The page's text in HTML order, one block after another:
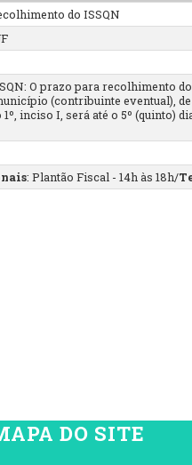
do ISSQN
O prazo para recolhimento
(contribuinte eventual),
inciso I, será até o 5º (quinto)
: Plantão Fiscal - 14h às 18h/
DO SITE